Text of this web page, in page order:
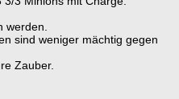
werden.
sind weniger mächtig gegen
Zauber.